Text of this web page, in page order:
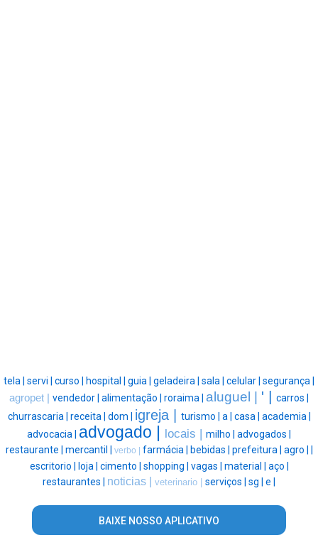
tela | servi | curso | hospital | guia | geladeira | sala | celular | segurança |
agropet | vendedor | alimentação | roraima | aluguel | ' | carros |
churrascaria | receita | dom | igreja | turismo | a | casa | academia |
advocacia | advogado | locais | milho | advogados |
restaurante | mercantil | verbo | farmácia | bebidas | prefeitura | agro | |
escritorio | loja | cimento | shopping | vagas | material | aço |
restaurantes | noticias | veterinario | serviços | sg | e |
BAIXE NOSSO APLICATIVO